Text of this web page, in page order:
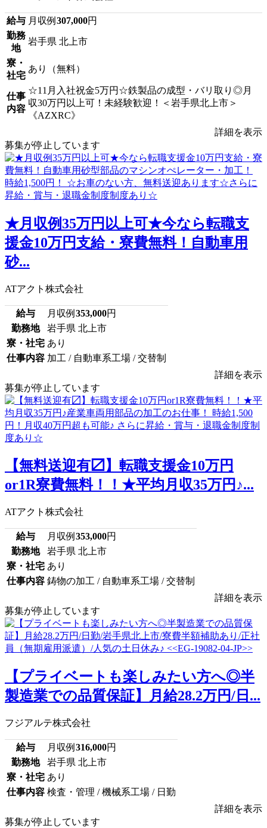
給与 月収例 307,000円
勤務
地
岩手県 北上市
寮・
社宅
あり（無料）
仕事
内容
☆11月入社祝金5万円☆鉄製品の成型・バリ取り◎月
収30万円以上可！未経験歓迎！＜岩手県北上市＞
《AZXRC》
詳細を表示
募集が停止しています
★月収例35万円以上可★今なら転職支
援金10万円支給・寮費無料！自動車用
砂...
ATアクト株式会社
給与 月収例 353,000円
勤務地
岩手県 北上市
寮・社宅 あり
仕事内容 加工 / 自動車系工場 / 交替制
詳細を表示
募集が停止しています
【無料送迎有〼】転職支援金10万円
or1R寮費無料！！★平均月収35万円♪...
ATアクト株式会社
給与 月収例 353,000円
勤務地
岩手県 北上市
寮・社宅 あり
仕事内容 鋳物の加工 / 自動車系工場 / 交替制
詳細を表示
募集が停止しています
【プライベートも楽しみたい方へ◎半
製造業での品質保証】月給28.2万円/日...
フジアルテ株式会社
給与 月収例 316,000円
勤務地
岩手県 北上市
寮・社宅 あり
仕事内容 検査・管理 / 機械系工場 / 日勤
詳細を表示
募集が停止しています